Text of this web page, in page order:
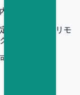
1-4-5
める事業所（リモ
は相談可